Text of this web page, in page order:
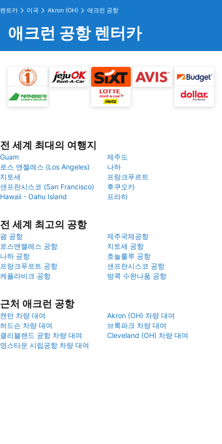
렌트카 미국 Akron (OH) 애크런 공항
애크런 공항 렌터카
전 세계 최대의 여행지
Guam
제주도
로스 앤젤레스 (Los Angeles)
나하
치토세
프랑크푸르트
샌프란시스코 (San Francisco)
후쿠오카
Hawaii - Oahu Island
프라하
전 세계 최고의 공항
괌 공항
제주국제공항
로스앤젤레스 공항
치토세 공항
나하 공항
호놀룰루 공항
프랑크푸르트 공항
샌프란시스코 공항
케플라비크 공항
방콕 수완나품 공항
근처 애크런 공항
캔턴 차량 대여
Akron (OH) 차량 대여
허드슨 차량 대여
브룩파크 차량 대여
클리블랜드 공항 차량 대여
Cleveland (OH) 차량 대여
영스타운 시립공항 차량 대여